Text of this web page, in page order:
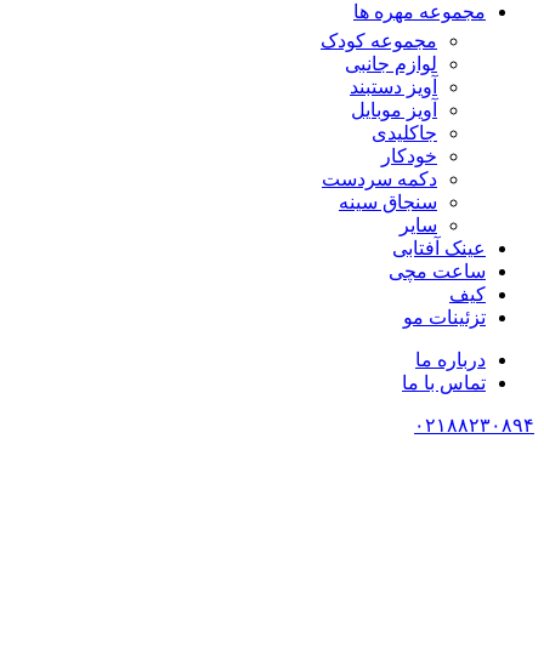
مجموعه مهره ها
مجموعه کودک
لوازم جانبی
آویز دستبند
آویز موبایل
جاکلیدی
خودکار
دکمه سردست
سنجاق سینه
سایر
عینک آفتابی
ساعت مچی
کیف
تزئینات مو
درباره ما
تماس با ما
۰۲۱۸۸۲۳۰۸۹۴